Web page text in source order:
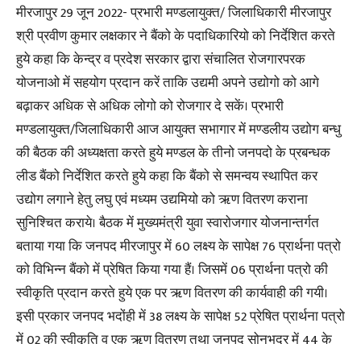
मीरजापुर 29 जून 2022- प्रभारी मण्डलायुक्त/ जिलाधिकारी मीरजापुर
श्री प्रवीण कुमार लक्षकार ने बैंको के पदाधिकारियो को निर्देशित करते
हुये कहा कि केन्द्र व प्रदेश सरकार द्वारा संचालित रोजगारपरक
योजनाओ में सहयोग प्रदान करें ताकि उद्यमी अपने उद्योगो को आगे
बढ़ाकर अधिक से अधिक लोगो को रोजगार दे सकें। प्रभारी
मण्डलायुक्त/जिलाधिकारी आज आयुक्त सभागार में मण्डलीय उद्योग बन्धु
की बैठक की अध्यक्षता करते हुये मण्डल के तीनो जनपदो के प्रबन्धक
लीड बैंको निर्देशित करते हुये कहा कि बैंको से समन्वय स्थापित कर
उद्योग लगाने हेतु लघु एवं मध्यम उद्यमियो को ऋण वितरण कराना
सुनिश्चित कराये। बैठक में मुख्यमंत्री युवा स्वारोजगार योजनान्तर्गत
बताया गया कि जनपद मीरजापुर में 60 लक्ष्य के सापेक्ष 76 प्रार्थना पत्रो
को विभिन्न बैंको में प्रेषित किया गया हैं। जिसमें 06 प्रार्थना पत्रो की
स्वीकृति प्रदान करते हुये एक पर ऋण वितरण की कार्यवाही की गयी।
इसी प्रकार जनपद भदोंही में 38 लक्ष्य के सापेक्ष 52 प्रेषित प्रार्थना पत्रो